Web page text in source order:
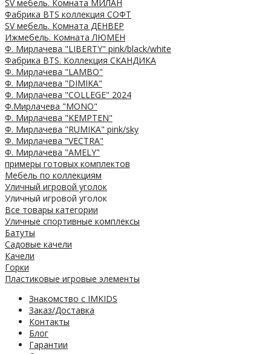
SV мебель. Комната МИЛАН
Фабрика BTS коллекция СОФТ
SV мебель. Комната ДЕНВЕР
Ижмебель. Комната ЛЮМЕН
Ф. Мирлачева "LIBERTY" pink/black/white
Фабрика BTS. Коллекция СКАНДИКА
Ф. Мирлачева "LAMBO"
Ф. Мирлачева "DIMIKA"
Ф. Мирлачева "COLLEGE" 2024
Ф.Мирлачева "MONO"
Ф. Мирлачева "KEMPTEN"
Ф. Мирлачева "RUMIKA" pink/sky
Ф. Мирлачева "VECTRA"
Ф. Мирлачева "AMELY"
примеры готовых комплектов
Мебель по коллекциям
Уличный игровой уголок
Уличный игровой уголок
Все товары категории
Уличные спортивные комплексы
Батуты
Садовые качели
Качели
Горки
Пластиковые игровые элементы
Знакомство с IMKIDS
Заказ/Доставка
Контакты
Блог
Гарантии